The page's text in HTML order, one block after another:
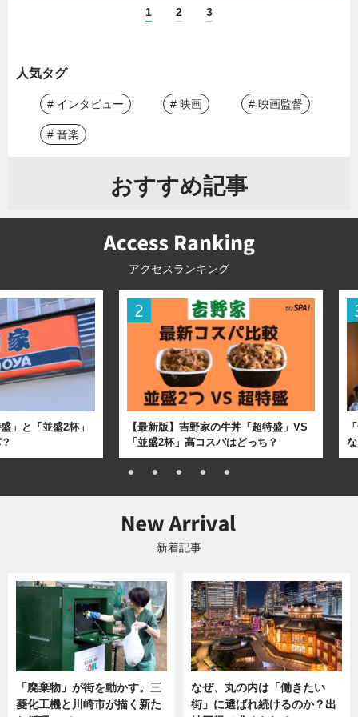
1 2 3
人気タグ
# インタビュー # 映画 # 映画監督
# 音楽
おすすめ記事
アクセスランキング
」と「並盛2杯」
【最新版】吉野家の牛丼「超特盛」VS
「並盛2杯」高コスパはどっち？
新着記事
「廃棄物」が街を動かす。三
菱化工機と川崎市が描く新た
なぜ、丸の内は「働きたい
街」に選ばれ続けるのか？出